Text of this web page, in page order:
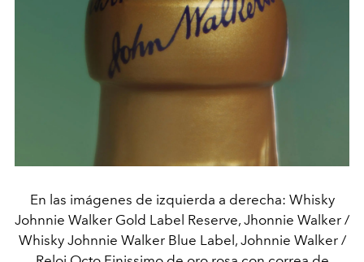
En las imágenes de izquierda a derecha: Whisky
Johnnie Walker Gold Label Reserve, Jhonnie Walker /
Whisky Johnnie Walker Blue Label, Johnnie Walker /